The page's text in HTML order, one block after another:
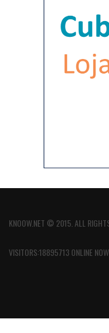
KNOOW.NET © 2015. ALL
VISITORS:18895713 ONLINE